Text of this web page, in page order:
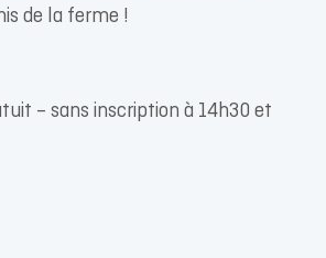
de la ferme !
– sans inscription à 14h30 et